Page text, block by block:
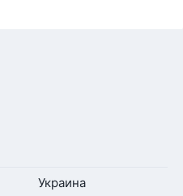
Украина